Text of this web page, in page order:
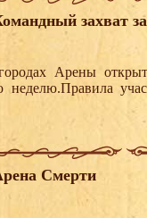
захват
Арены
Смерти